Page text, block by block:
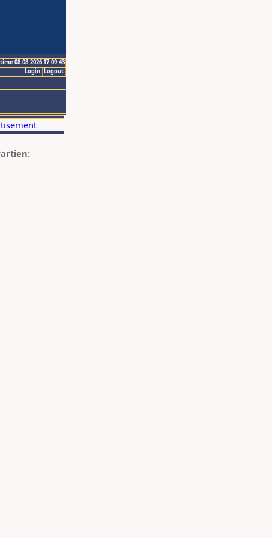
08.08.2026 17:09:43
Logout
Login